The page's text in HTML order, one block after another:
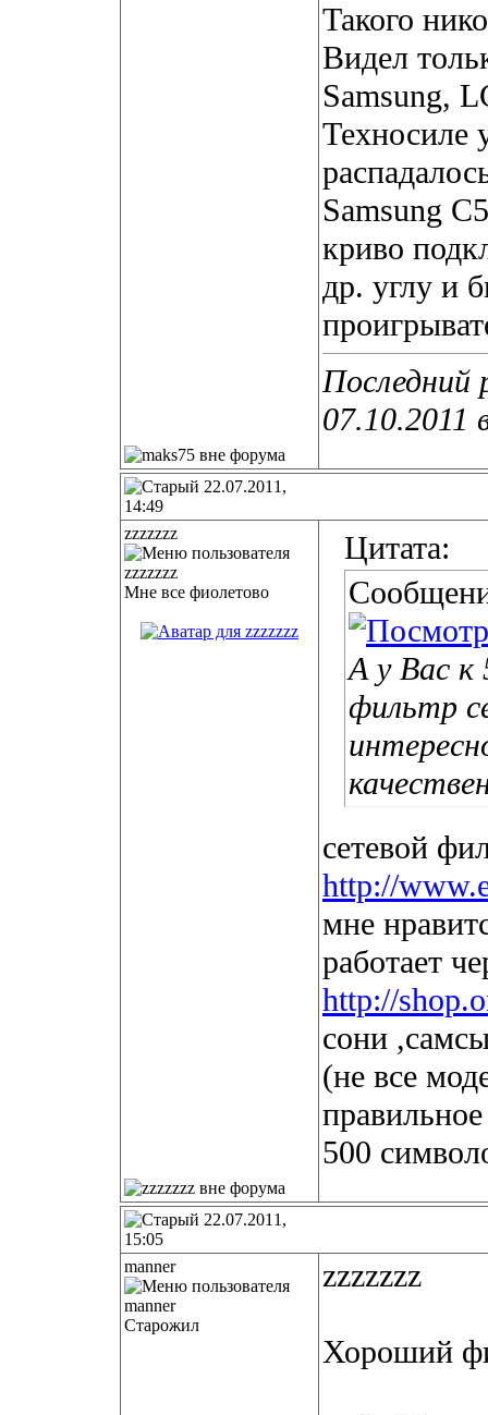
Такого
Видел
Sаmsung,
Техносиле
Sаmsung
криво
др. углу и
Последний
07.10.2011
22.07.2011,
14:49
zzzzzzz
Мне все фиолетово
Цитата:
А у Вас к
фильтр
сетевой
http://
мне
работает
http://
сони
(не все
500
22.07.2011,
15:05
manner
Старожил
zzzzzzz
Хороший